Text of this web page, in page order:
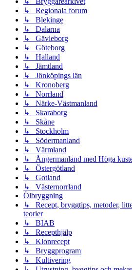
↳ Regionala forum
↳ Blekinge
↳ Dalarna
↳ Gävleborg
↳ Göteborg
↳ Halland
↳ Jämtland
↳ Jönköpings län
↳ Kronoberg
↳ Norrland
↳ Närke-Västmanland
↳ Skaraborg
↳ Skåne
↳ Stockholm
↳ Södermanland
↳ Värmland
↳ Ångermanland med Höga
↳ Östergötland
↳ Gotland
↳ Västernorrland
Ölbryggning
↳ Recept, bryggtips, metoder,
teorier
↳ BIAB
↳ Recepthjälp
↳ Klonrecept
↳ Bryggprogram
↳ Kultivering